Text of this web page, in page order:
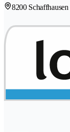
8200 Schaffhausen